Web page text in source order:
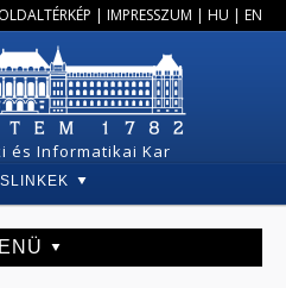
OLDALTÉRKÉP | IMPRESSZUM | HU | EN
és Informatikai Kar